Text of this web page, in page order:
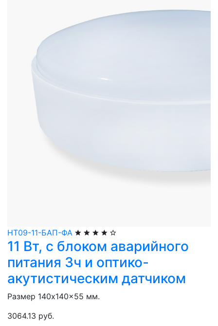
НТ09-11-БАП-ФА
11 Вт, с блоком аварийного
питания 3ч и оптико-
акутистическим датчиком
Размер 140x140x55 мм.
3064.13 руб.